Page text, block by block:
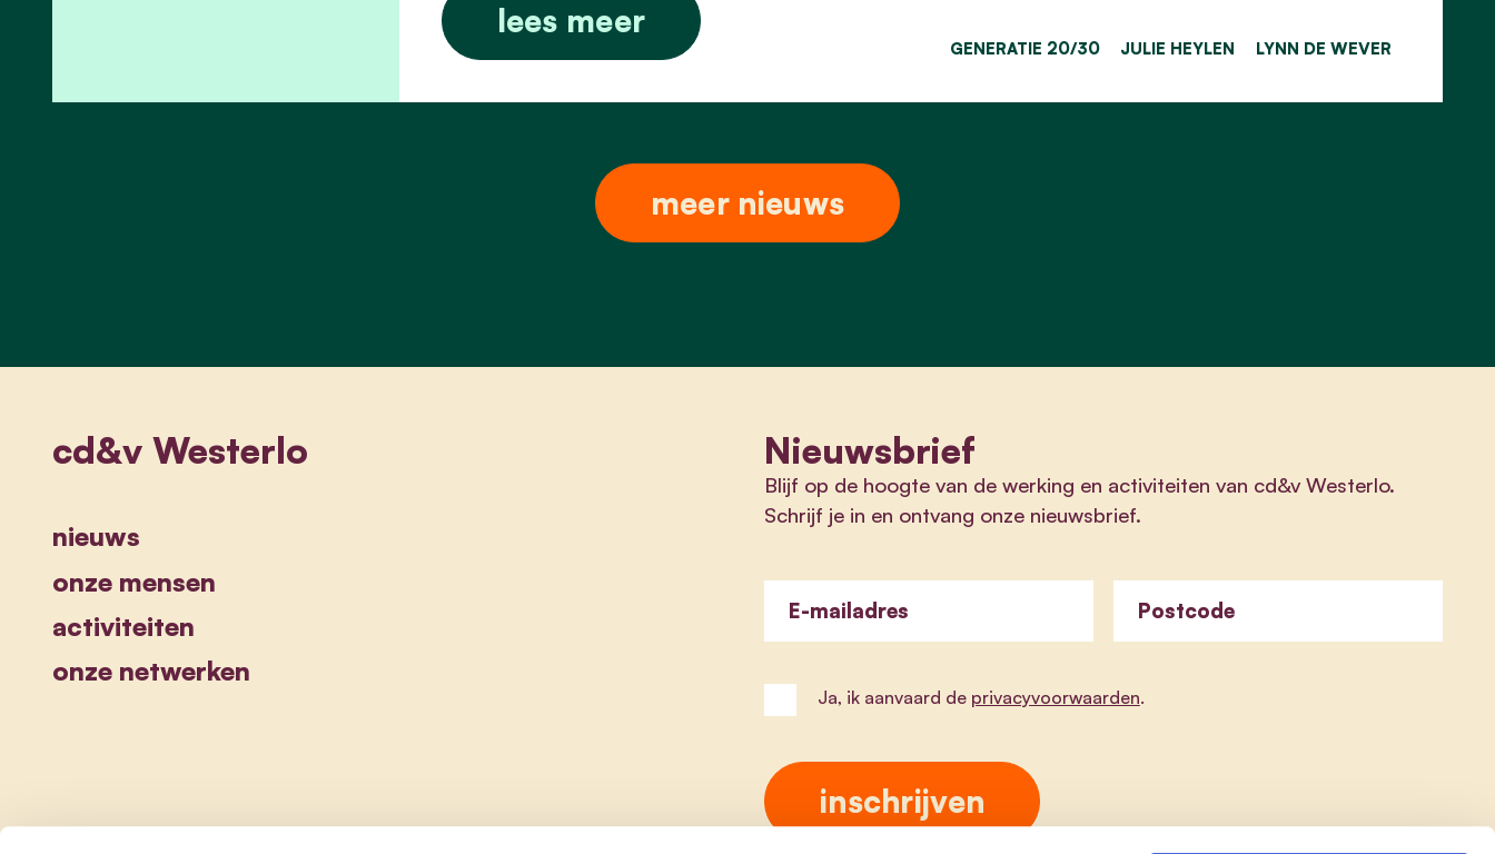
lees meer
GENERATIE 20/30 JULIE HEYLEN LYNN DE WEVER
meer nieuws
cd&v Westerlo
nieuws
onze mensen
activiteiten
onze netwerken
Nieuwsbrief
Blijf op de hoogte van de werking en activiteiten van cd&v Westerlo.
Schrijf je in en ontvang onze nieuwsbrief.
E-mailadres Postcode
Ja, ik aanvaard de privacyvoorwaarden.